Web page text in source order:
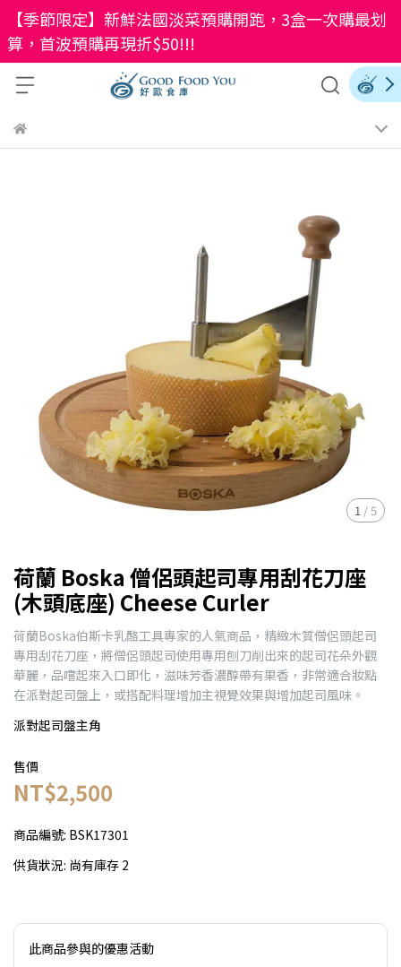
【季節限定】新鮮法國淡菜預購開跑，3盒一次購最划
算，首波預購再現折$50!!!
1 /5
荷蘭 Boska 僧侶頭起司專用刮花刀座
(木頭底座) Cheese Curler
荷蘭Boska伯斯卡乳酪工具專家的人氣商品，精緻木質僧侶頭起司
專用刮花刀座，將僧侶頭起司使用專用刨刀削出來的起司花朵外觀
華麗，品嚐起來入口即化，滋味芳香濃醇帶有果香，非常適合妝點
在派對起司盤上，或搭配料理增加主視覺效果與增加起司風味。
派對起司盤主角
售價
NT$2,500
商品編號: BSK17301
供貨狀況: 尚有庫存 2
此商品參與的優惠活動